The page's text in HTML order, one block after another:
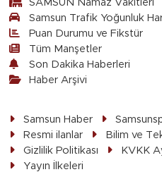
SAMSUN Namaz Vakitleri
Samsun Trafik Yoğunluk
Puan Durumu ve Fikstür
Tüm Manşetler
Son Dakika Haberleri
Haber Arşivi
Samsun Haber
Resmi ilanlar
Bilim ve
Gizlilik Politikası
KVKK
Yayın İlkeleri